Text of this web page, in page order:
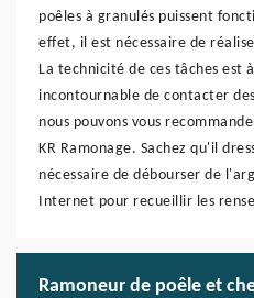
poêles à granulés puissent
effet, il est nécessaire de
La technicité de ces tâches est
incontournable de contacter
nous pouvons vous
KR Ramonage. Sachez qu'il
nécessaire de débourser de
Internet pour recueillir les
Ramoneur de poêle et